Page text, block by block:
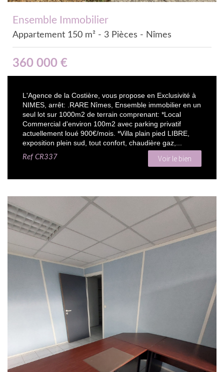
Ensemble Immobilier
Appartement 150 m² - 3 Pièces - Nîmes
360 000 €
L'Agence de la Costière, vous propose en Exclusivité à
NIMES, arrêt: .RARE Nîmes, Ensemble immobilier en un
seul lot sur 1000m2 de terrain comprenant: *Local
Commercial d'environ 100m2 avec parking privatif
actuellement loué 900€/mois. *Villa plain pied LIBRE,
exposition plein sud, tout confort, chaudière gaz,...
Ref CR337 Voir le bien